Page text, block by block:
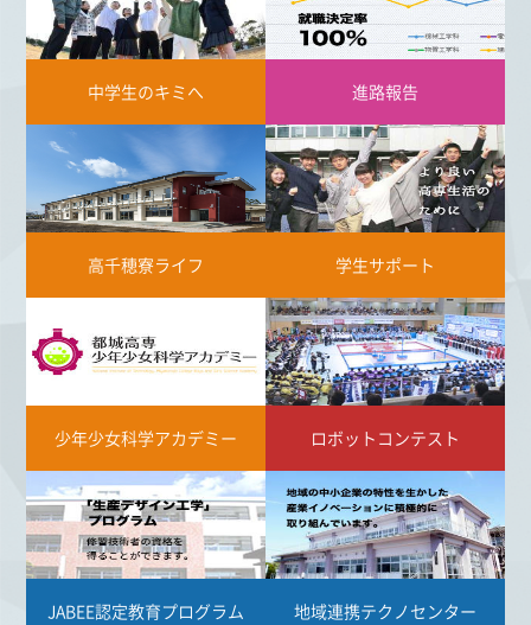
中学生のキミへ 進路報告
高千穂寮ライフ 学生サポート
少年少女科学アカデミー ロボットコンテスト
JABEE認定教育プログラム 地域連携テクノセンター